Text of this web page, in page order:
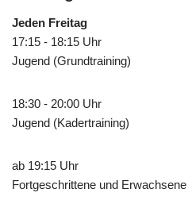
Jeden Freitag
17:15 - 18:15 Uhr
Jugend (Grundtraining)
18:30 - 20:00 Uhr
Jugend (Kadertraining)
ab 19:15 Uhr
Fortgeschrittene und Erwachsene